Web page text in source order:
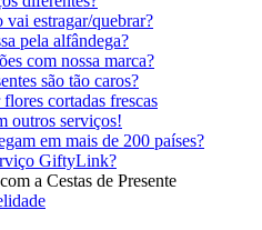
vai estragar/quebrar?
pela alfândega?
com nossa marca?
são tão caros?
cortadas frescas
outros serviços!
em mais de 200 países?
GiftyLink?
a Cestas de Presente